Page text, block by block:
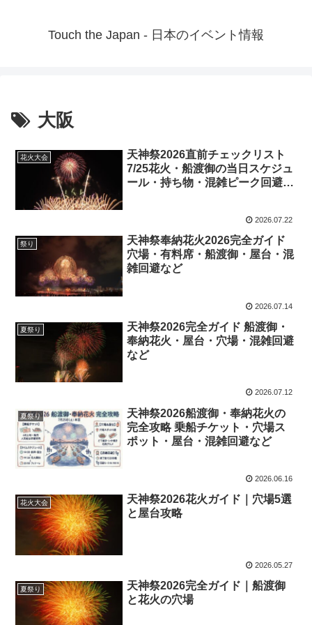
Touch the Japan - 日本のイベント情報
大阪
花火大会
天神祭2026直前チェックリスト
7/25花火・船渡御の当日スケジュ
ール・持ち物・混雑ピーク回避な
2026.07.22
祭り
天神祭奉納花火2026完全ガイド
穴場・有料席・船渡御・屋台・混
雑回避など
2026.07.14
夏祭り
天神祭2026完全ガイド 船渡御・
奉納花火・屋台・穴場・混雑回避
など
2026.07.12
夏祭り
天神祭2026船渡御・奉納花火の
完全攻略 乗船チケット・穴場ス
ポット・屋台・混雑回避など
2026.06.16
花火大会
天神祭2026花火ガイド｜穴場5選
と屋台攻略
2026.05.27
夏祭り
天神祭2026完全ガイド｜船渡御
と花火の穴場